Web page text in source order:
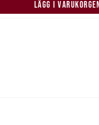
LÄGG I